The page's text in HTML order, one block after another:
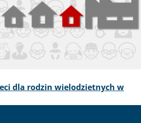
dla rodzin wielodzietnych w